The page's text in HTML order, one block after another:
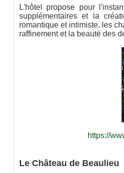
L'hôtel propose pour
supplémentaires et la
romantique et intimiste, les
raffinement et la beauté des
https://
Le Château de Beaulieu